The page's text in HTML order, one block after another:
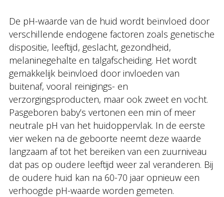
De pH-waarde van de huid wordt beïnvloed door
verschillende endogene factoren zoals genetische
dispositie, leeftijd, geslacht, gezondheid,
melaninegehalte en talgafscheiding. Het wordt
gemakkelijk beïnvloed door invloeden van
buitenaf, vooral reinigings- en
verzorgingsproducten, maar ook zweet en vocht.
Pasgeboren baby’s vertonen een min of meer
neutrale pH van het huidoppervlak. In de eerste
vier weken na de geboorte neemt deze waarde
langzaam af tot het bereiken van een zuurniveau
dat pas op oudere leeftijd weer zal veranderen. Bij
de oudere huid kan na 60-70 jaar opnieuw een
verhoogde pH-waarde worden gemeten.